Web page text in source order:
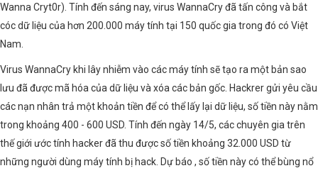
Wanna Cryt0r). Tính đến sáng nay, virus WannaCry đã tấn công và bắt
cóc dữ liệu của hơn 200.000 máy tính tại 150 quốc gia trong đó có Việt
Nam.
Virus WannaCry khi lây nhiễm vào các máy tính sẽ tạo ra một bản sao
lưu đã được mã hóa của dữ liệu và xóa các bản gốc. Hackrer gửi yêu cầu
các nạn nhân trả một khoản tiền để có thể lấy lại dữ liệu, số tiền này nằm
trong khoảng 400 - 600 USD. Tính đến ngày 14/5, các chuyên gia trên
thế giới ước tính hacker đã thu được số tiền khoảng 32.000 USD từ
những người dùng máy tính bị hack. Dự báo , số tiền này có thể bùng nổ